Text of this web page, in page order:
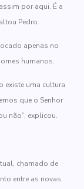
por aqui. É a
Pedro.
apenas no
humanos.
existe uma cultura
que o Senhor
não”, explicou.
chamado de
entre as novas